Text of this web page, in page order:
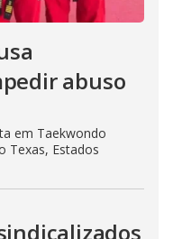
abuso
em Taekwondo
Texas, Estados